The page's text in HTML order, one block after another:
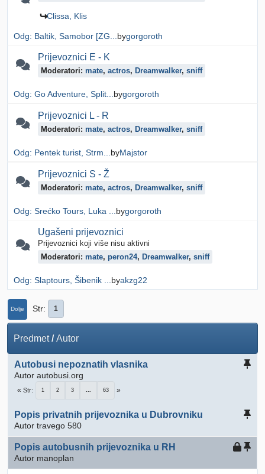
Clissa, Klis
Odg: Baltik, Samobor [ZG... bygorgoroth
Prijevoznici E - K
Moderatori: mate, actros, Dreamwalker, sniff
Odg: Go Adventure, Split... bygorgoroth
Prijevoznici L - R
Moderatori: mate, actros, Dreamwalker, sniff
Odg: Pentek turist, Strm... byMajstor
Prijevoznici S - Ž
Moderatori: mate, actros, Dreamwalker, sniff
Odg: Srećko Tours, Luka ... bygorgoroth
Ugašeni prijevoznici
Prijevoznici koji više nisu aktivni
Moderatori: mate, peron24, Dreamwalker, sniff
Odg: Slaptours, Šibenik ... byakzg22
Dolje Str 1
Predmet/Autor
Autobusi nepoznatih vlasnika
Autor autobusi.org
Str 1 2 3 ... 63
Popis privatnih prijevoznika u Dubrovniku
Autor travego 580
Popis autobusnih prijevoznika u RH
Autor manoplan